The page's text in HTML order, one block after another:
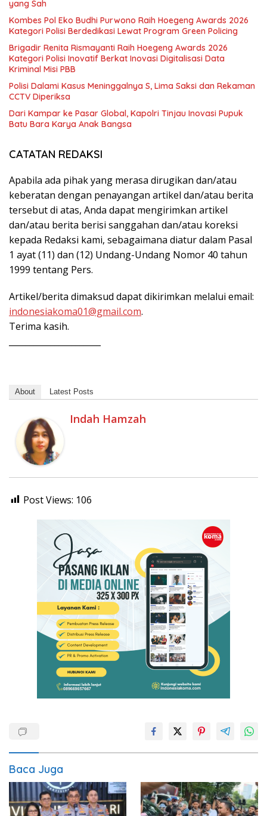
yang Sah
Kombes Pol Eko Budhi Purwono Raih Hoegeng Awards 2026
Kategori Polisi Berdedikasi Lewat Program Green Policing
Brigadir Renita Rismayanti Raih Hoegeng Awards 2026
Kategori Polisi Inovatif Berkat Inovasi Digitalisasi Data
Kriminal Misi PBB
Polisi Dalami Kasus Meninggalnya S, Lima Saksi dan Rekaman
CCTV Diperiksa
Dari Kampar ke Pasar Global, Kapolri Tinjau Inovasi Pupuk
Batu Bara Karya Anak Bangsa
CATATAN REDAKSI
Apabila ada pihak yang merasa dirugikan dan/atau
keberatan dengan penayangan artikel dan/atau berita
tersebut di atas, Anda dapat mengirimkan artikel
dan/atau berita berisi sanggahan dan/atau koreksi
kepada Redaksi kami, sebagaimana diatur dalam Pasal
1 ayat (11) dan (12) Undang-Undang Nomor 40 tahun
1999 tentang Pers.
Artikel/berita dimaksud dapat dikirimkan melalui email:
indonesiakoma01@gmail.com.
Terima kasih.
About Latest Posts
Indah Hamzah
Post Views: 106
Baca Juga